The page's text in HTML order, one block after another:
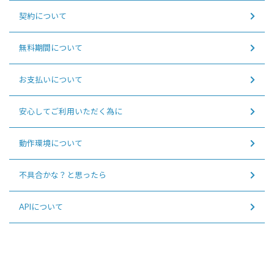
契約について
無料期間について
お支払いについて
安心してご利用いただく為に
動作環境について
不具合かな？と思ったら
APIについて